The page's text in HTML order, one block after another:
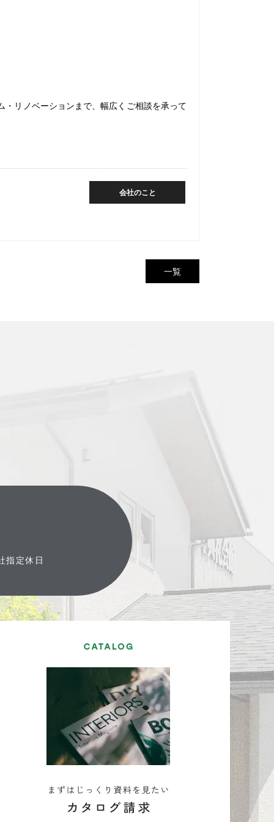
リノベーションまで、幅広くご相談を承って
会社のこと
一覧
指定休日